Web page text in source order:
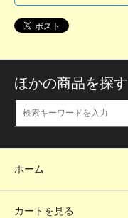
ほかの商品を探す
ホーム
カートを見る